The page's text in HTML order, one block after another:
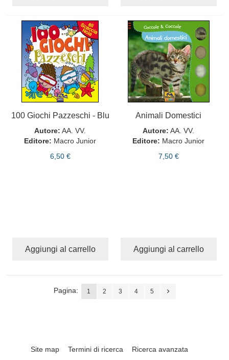
100 Giochi Pazzeschi - Blu
Autore: AA. VV.
Editore: Macro Junior
6,50 €
Aggiungi al carrello
Animali Domestici
Autore: AA. VV.
Editore: Macro Junior
7,50 €
Aggiungi al carrello
Pagina: 1 2 3 4 5
Site map Termini di ricerca Ricerca avanzata